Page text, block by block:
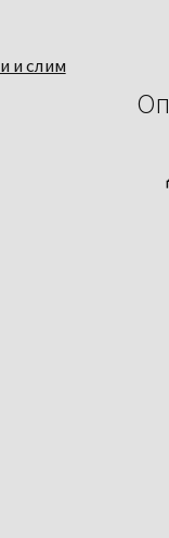
и слим